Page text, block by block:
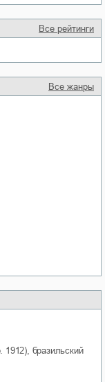
Все рейтинги
Все жанры
1912), бразильский